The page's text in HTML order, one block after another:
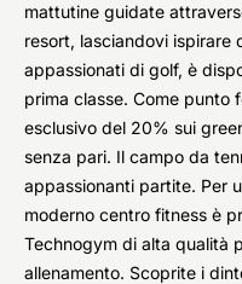
mattutine guidate
resort, lasciandovi ispirare
appassionati di golf, è
prima classe. Come punto
esclusivo del 20% sui
senza pari. Il campo da
appassionanti partite. Per
moderno centro fitness è
Technogym di alta qualità
allenamento. Scoprite i